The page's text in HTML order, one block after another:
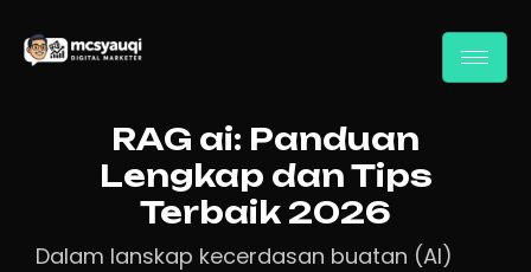
RAG ai: Panduan
Lengkap dan Tips
Terbaik 2026
Dalam lanskap kecerdasan buatan (AI)